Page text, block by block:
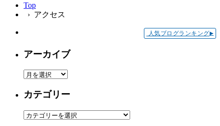
Top
› アクセス
▶
人気ブログランキング
アーカイブ
ア
カ
ブ
カテゴリー
カ